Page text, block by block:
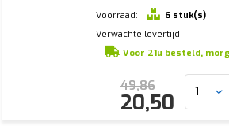
Voorraad:
6 stuk(s)
Verwachte levertijd:
Voor 21u besteld,
49,86
20,50